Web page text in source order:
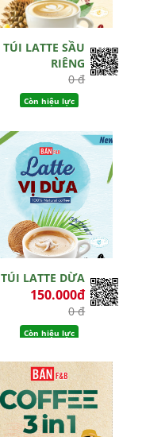
TÚI LATTE SẦU
RIÊNG
0 đ
Còn hiệu lực
TÚI LATTE DỪA
150.000đ
0 đ
Còn hiệu lực